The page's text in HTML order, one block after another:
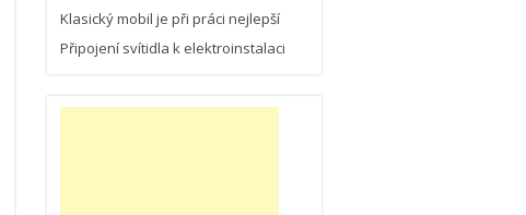
Klasický mobil je při práci nejlepší
Připojení svítidla k elektroinstalaci